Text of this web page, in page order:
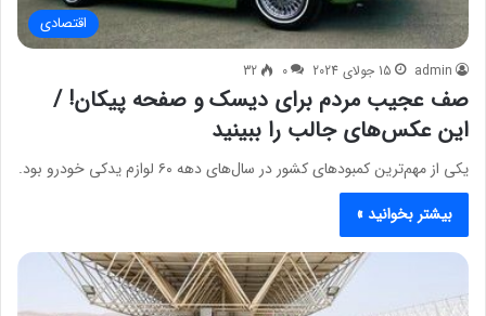
اقتصادی
admin 15 جولای 2024 0
32
صف عجیب مردم برای دیسک و صفحه پیکان! /
این عکس‌های جالب را ببینید
یکی از مهم‌ترین کمبودهای کشور در سال‌های دهه ۶۰ لوازم یدکی خودرو بود.
بیشتر بخوانید »